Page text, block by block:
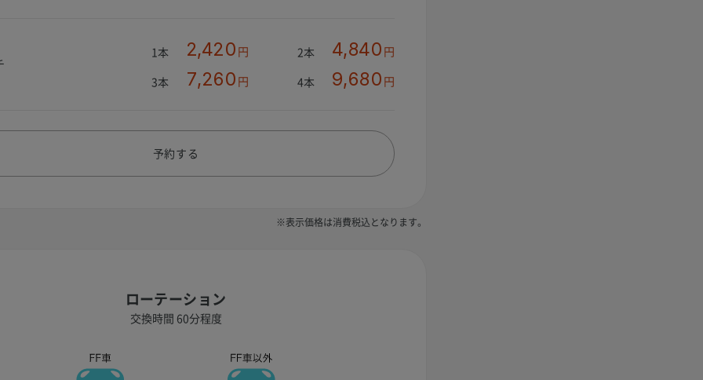
1本 2,420 円 2本 4,840 円
3本
7,260 円 4本 9,680 円
予約する
※表示価格は消費税込となります。
ローテーション
交換時間 60分程度